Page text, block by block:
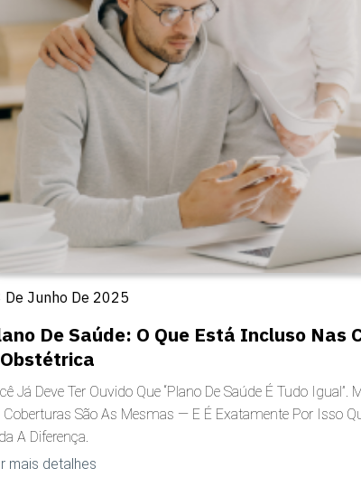
De Saúde: O Que Está Incluso
Já Deve Ter Ouvido Que “plano De Saúde É Tudo
Coberturas São As Mesmas — E É Exatamente Por Isso
A Diferença.
mais detalhes
De Junho De 2025